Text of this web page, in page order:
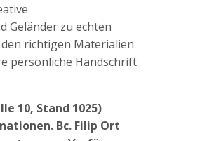
Geländer zu echten
richtigen Materialien
persönliche Handschrift
10, Stand 1025)
Bc. Filip Ort